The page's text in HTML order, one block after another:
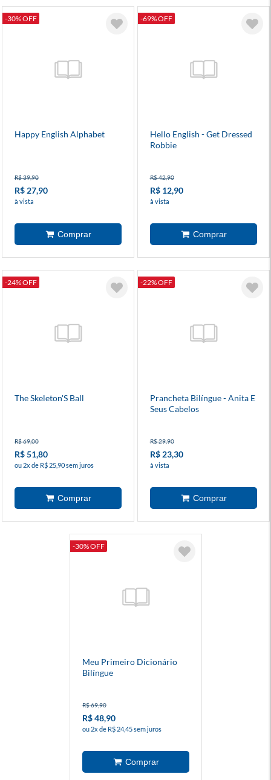
-30% OFF
Happy English Alphabet
R$ 39,90
R$ 27,90
à vista
-69% OFF
Hello English - Get Dressed
Robbie
R$ 42,90
R$ 12,90
à vista
-24% OFF
The Skeleton'S Ball
R$ 69,00
R$ 51,80
ou 2x de R$ 25,90 sem juros
-22% OFF
Prancheta Bilíngue - Anita E
Seus Cabelos
R$ 29,90
R$ 23,30
à vista
-30% OFF
Meu Primeiro Dicionário
Bilíngue
R$ 69,90
R$ 48,90
ou 2x de R$ 24,45 sem juros